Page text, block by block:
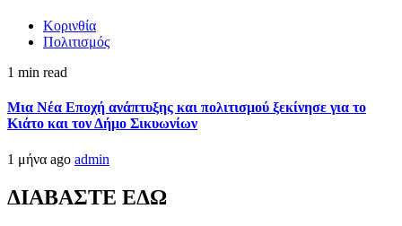
Κορινθία
Πολιτισμός
1 min read
Μια Νέα Εποχή ανάπτυξης και πολιτισμού ξεκίνησε για το
Κιάτο και τον Δήμο Σικυωνίων
1 μήνα ago admin
ΔΙΑΒΑΣΤΕ ΕΔΩ